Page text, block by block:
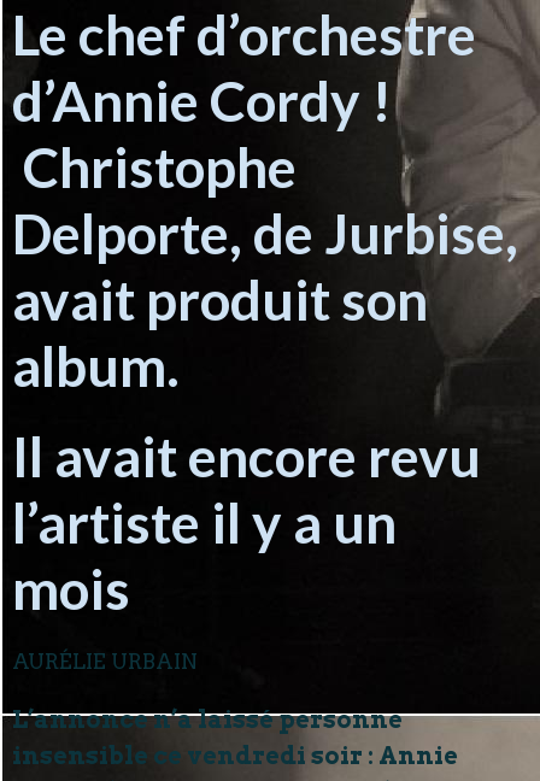
Le chef d’orchestre
d’Annie Cordy !
Christophe
Delporte, de Jurbise,
avait produit son
album.
Il avait encore revu
l’artiste il y a un
mois
AURÉLIE URBAIN
L’annonce n’a laissé personne
insensible ce vendredi soir : Annie